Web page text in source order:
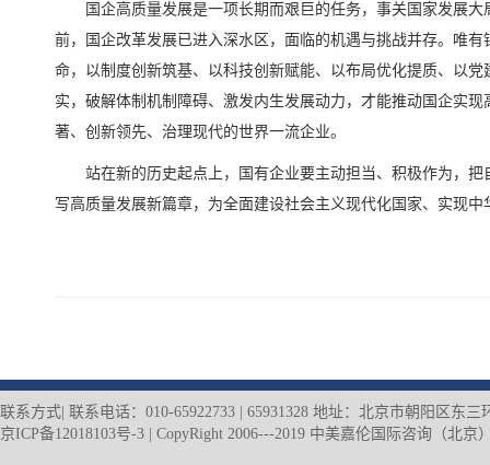
国企高质量发展是一项长期而艰巨的任务，事关国家发展
前，国企改革发展已进入深水区，面临的机遇与挑战并存。唯
命，以制度创新筑基、以科技创新赋能、以布局优化提质、以
实，破解体制机制障碍、激发内生发展动力，才能推动国企实
著、创新领先、治理现代的世界一流企业。
站在新的历史起点上，国有企业要主动担当、积极作为，
写高质量发展新篇章，为全面建设社会主义现代化国家、实现
联系方式| 联系电话：010-65922733 | 65931328 地址：北京市朝阳区东
京ICP备12018103号-3 | CopyRight 2006---2019 中美嘉伦国际咨询（北